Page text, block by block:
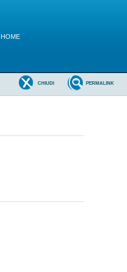
HOME
PERMALINK
CHIUDI